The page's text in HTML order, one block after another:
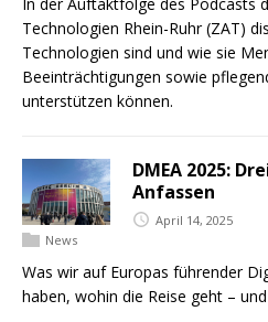
Technologien Rhein-Ruhr (ZAT)
Technologien sind und wie sie
Beeinträchtigungen sowie
unterstützen können.
DMEA 2025:
Anfassen
April 14, 2025
News
Was wir auf Europas führender
haben, wohin die Reise geht –